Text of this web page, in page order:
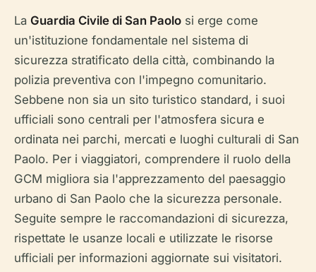
La Guardia Civile di San Paolo si erge come
un'istituzione fondamentale nel sistema di
sicurezza stratificato della città, combinando la
polizia preventiva con l'impegno comunitario.
Sebbene non sia un sito turistico standard, i suoi
ufficiali sono centrali per l'atmosfera sicura e
ordinata nei parchi, mercati e luoghi culturali di San
Paolo. Per i viaggiatori, comprendere il ruolo della
GCM migliora sia l'apprezzamento del paesaggio
urbano di San Paolo che la sicurezza personale.
Seguite sempre le raccomandazioni di sicurezza,
rispettate le usanze locali e utilizzate le risorse
ufficiali per informazioni aggiornate sui visitatori.